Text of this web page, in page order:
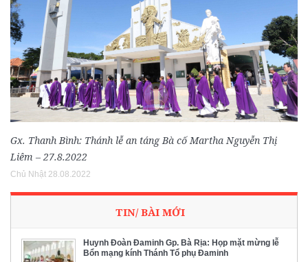
Gx. Thanh Bình: Thánh lễ an táng Bà cố Martha Nguyễn Thị
Liêm – 27.8.2022
Chủ Nhật 28.08.2022
TIN/ BÀI MỚI
Huynh Đoàn Đaminh Gp. Bà Rịa: Họp mặt mừng lễ
Bổn mạng kính Thánh Tổ phụ Đaminh